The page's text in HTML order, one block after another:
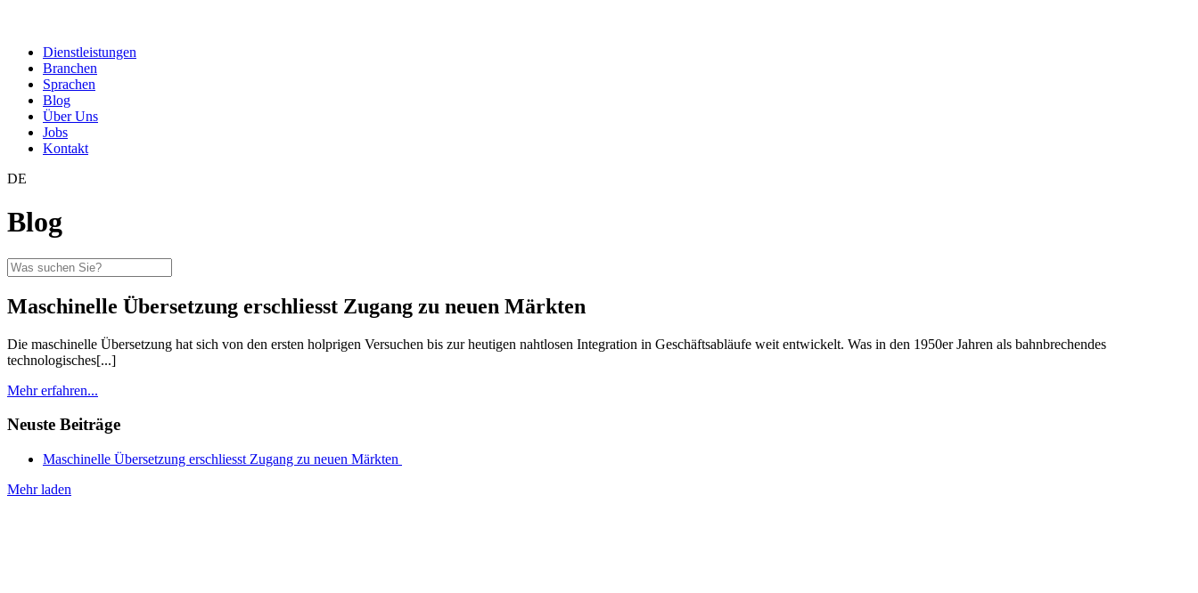
Dienstleistungen
Branchen
Sprachen
Blog
Über Uns
Jobs
Kontakt
DE
Blog
Maschinelle Übersetzung erschliesst Zugang zu neuen Märkten
Die maschinelle Übersetzung hat sich von den ersten holprigen Versuchen bis zur heutigen nahtlosen Integration in Geschäftsabläufe weit entwickelt. Was in den 1950er Jahren als bahnbrechendes
technologisches[...]
Mehr erfahren...
Neuste Beiträge
Maschinelle Übersetzung erschliesst Zugang zu neuen Märkten
Mehr laden